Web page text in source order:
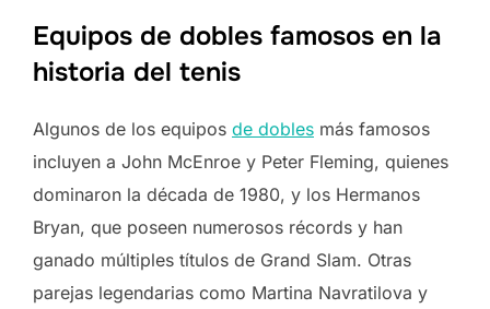
Equipos de dobles famosos en la
historia del tenis
Algunos de los equipos de dobles más famosos
incluyen a John McEnroe y Peter Fleming, quienes
dominaron la década de 1980, y los Hermanos
Bryan, que poseen numerosos récords y han
ganado múltiples títulos de Grand Slam. Otras
parejas legendarias como Martina Navratilova y